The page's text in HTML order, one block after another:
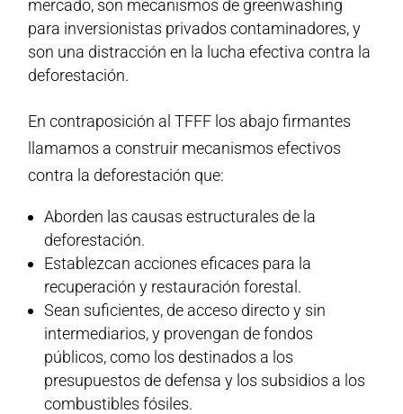
mercado, son mecanismos de greenwashing
para inversionistas privados contaminadores, y
son una distracción en la lucha efectiva contra la
deforestación.
En contraposición al TFFF los abajo firmantes
llamamos a construir mecanismos efectivos
contra la deforestación que:
Aborden las causas estructurales de la
deforestación.
Establezcan acciones eficaces para la
recuperación y restauración forestal.
Sean suficientes, de acceso directo y sin
intermediarios, y provengan de fondos
públicos, como los destinados a los
presupuestos de defensa y los subsidios a los
combustibles fósiles.